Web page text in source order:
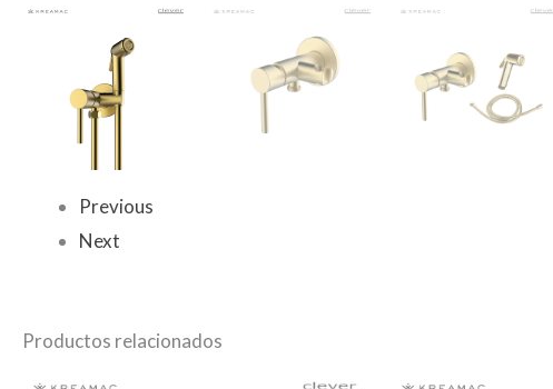
Previous
Next
Productos relacionados